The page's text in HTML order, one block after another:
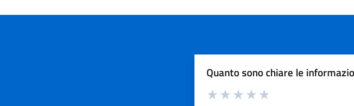
Quanto sono chiare le